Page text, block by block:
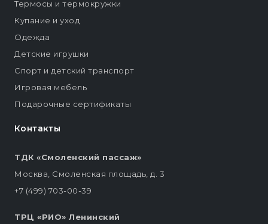
Контакты
ТДК «Смоленский пассаж»
Москва, Смоленская площадь, д. 3
+7 (499) 703-00-39
ТРЦ «РИО» Ленинский
Термосы и термокружки
Купание и уход
Одежда
Детские игрушки
Спорт и детский транспорт
Игровая мебель
Подарочные сертификаты